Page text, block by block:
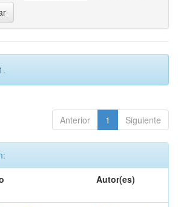
Anterior 1 Siguiente
Autor(es)